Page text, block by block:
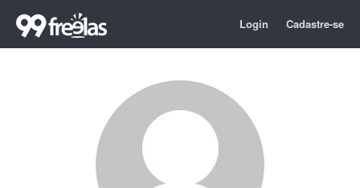
Login Cadastre-se